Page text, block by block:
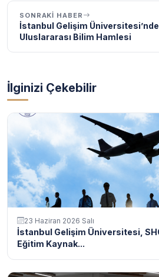
SONRAKI HABER
İstanbul Gelişim
Uluslararası Bilim Hamlesi
İlginizi Çekebilir
23 Haziran 2026 Salı
İstanbul Gelişim Üniversitesi,
Eğitim Kaynak...